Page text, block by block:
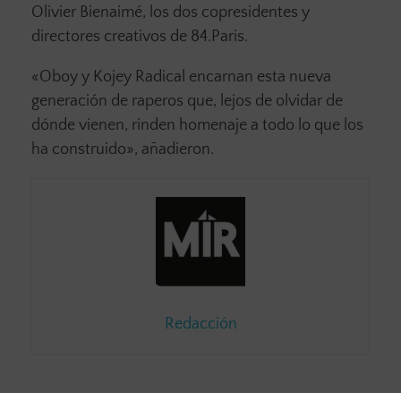
Olivier Bienaimé, los dos copresidentes y
directores creativos de 84.Paris.
«Oboy y Kojey Radical encarnan esta nueva
generación de raperos que, lejos de olvidar de
dónde vienen, rinden homenaje a todo lo que los
ha construido», añadieron.
Redacción